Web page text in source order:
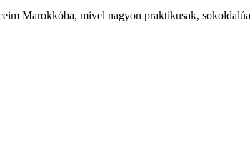
Marokkóba, mivel nagyon praktikusak,